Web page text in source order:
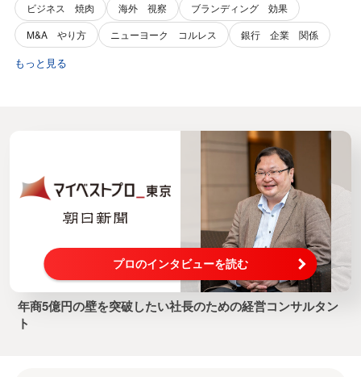
ビジネス 焼肉
海外 視察
ブランディング 効果
M&A やり方
ニューヨーク コルレス 銀行 企業 関係
もっと見る
プロのインタビューを読む
年商5億円の壁を突破したい社長のための経営コンサルタン
ト